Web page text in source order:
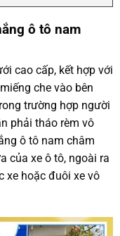
ô tô nam
cao cấp, kết hợp với
che vào bên
trường hợp người
phải tháo rèm vô
ô tô nam châm
của xe ô tô, ngoài ra
xe hoặc đuôi xe vô